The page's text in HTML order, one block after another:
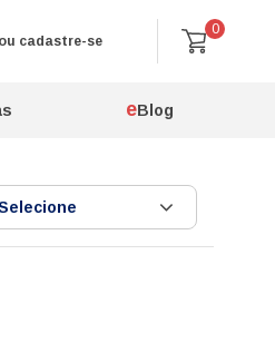
0
cadastre-se
eBlog